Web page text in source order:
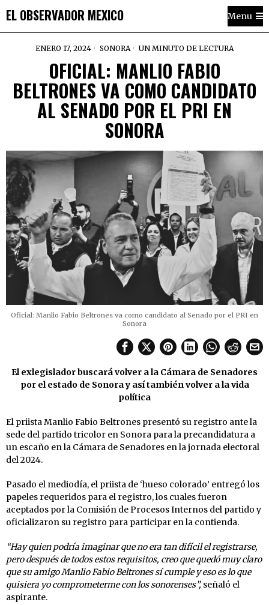
EL OBSERVADOR MEXICO Menu
ENERO 17, 2024 SONORA UN MINUTO DE LECTURA
OFICIAL: MANLIO FABIO
BELTRONES VA COMO CANDIDATO
AL SENADO POR EL PRI EN
SONORA
Oficial: Manlio Fabio Beltrones va como candidato al Senado por el PRI en
Sonora
El exlegislador buscará volver a la Cámara de Senadores
por el estado de Sonora y así también volver a la vida
política
El priista Manlio Fabio Beltrones presentó su registro ante la
sede del partido tricolor en Sonora para la precandidatura a
un escaño en la Cámara de Senadores en la jornada electoral
del 2024.
Pasado el mediodía, el priista de ‘hueso colorado’ entregó los
papeles requeridos para el registro, los cuales fueron
aceptados por la Comisión de Procesos Internos del partido y
oficializaron su registro para participar en la contienda.
“Hay quien podría imaginar que no era tan difícil el registrarse,
pero después de todos estos requisitos, creo que quedó muy claro
que su amigo Manlio Fabio Beltrones sí cumple y eso es lo que
quisiera yo comprometerme con los sonorenses”, señaló el
aspirante.